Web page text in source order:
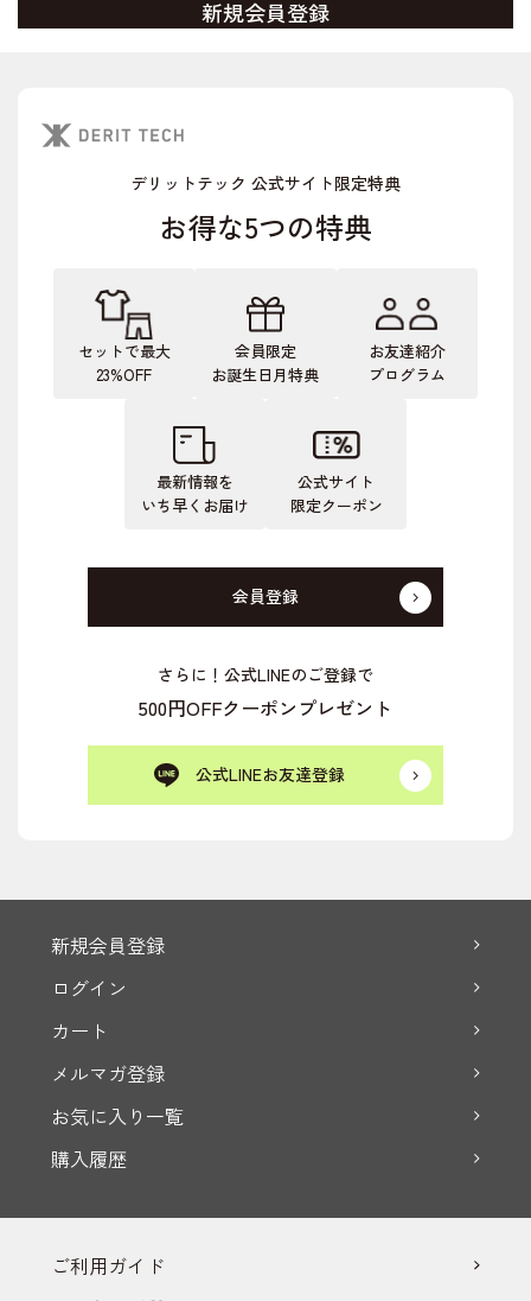
デリットテック 公式サイト限定特典
お得な5つの特典
セットで最大
23%OFF
会員限定
お誕生日月特典
お友達紹介
プログラム
最新情報を
いち早くお届け
公式サイト
限定クーポン
会員登録
さらに！公式LINEのご登録で
500円OFFクーポンプレゼント
公式LINEお友達登録
新規会員登録
ログイン
カート
メルマガ登録
お気に入り一覧
購入履歴
ご利用ガイド